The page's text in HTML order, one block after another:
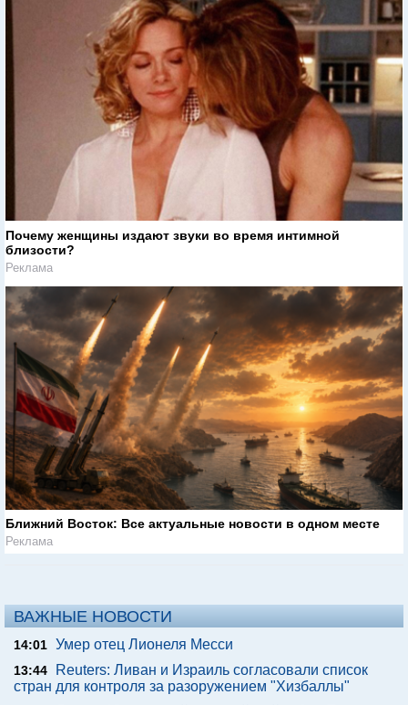
Почему женщины издают звуки во время интимной
близости?
Реклама
Ближний Восток: Все актуальные новости в одном месте
Реклама
ВАЖНЫЕ НОВОСТИ
14:01 Умер отец Лионеля Месси
13:44
Reuters: Ливан и Израиль согласовали список
стран для контроля за разоружением "Хизбаллы"